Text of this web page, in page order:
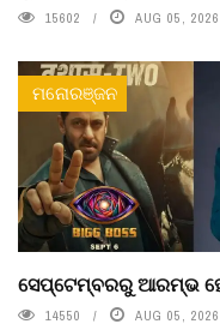
15602 AUG 05, 2026
ମନୋରଞ୍ଜନ
ସେପ୍ଟେମ୍ବରରୁ ଆରମ୍ଭ
14550 AUG 05, 2026